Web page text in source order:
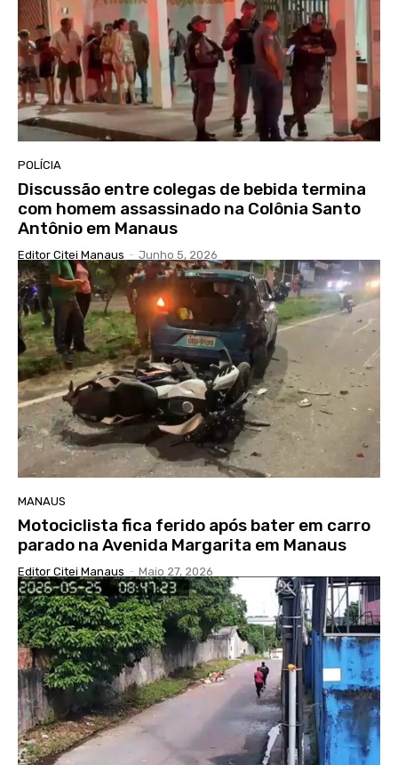
POLÍCIA
Discussão entre colegas de bebida termina
com homem assassinado na Colônia Santo
Antônio em Manaus
Editor Citei Manaus - Junho 5, 2026
MANAUS
Motociclista fica ferido após bater em carro
parado na Avenida Margarita em Manaus
Editor Citei Manaus - Maio 27, 2026